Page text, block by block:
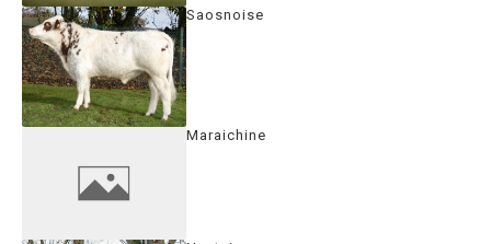
Saosnoise
Maraichine